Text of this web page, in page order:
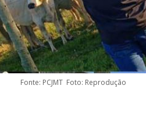
Fonte: PCJMT Foto: Reprodução